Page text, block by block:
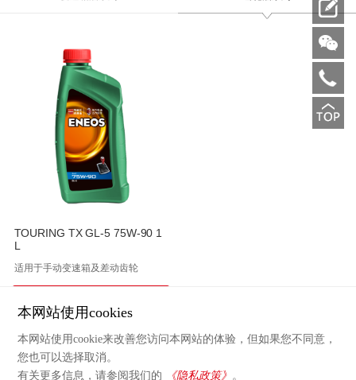
TOURING TX GL-5 75W-90 1
L
适用于手动变速箱及差动齿轮
本网站使用cookies
本网站使用cookie来改善您访问本网站的体验，但如果您不同意，
您也可以选择取消。
有关更多信息，请参阅我们的
《隐私政策》 。